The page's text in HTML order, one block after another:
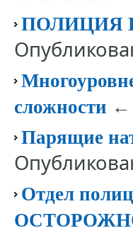
ПОЛИЦИЯ
сложности ←
Парящие
Отдел